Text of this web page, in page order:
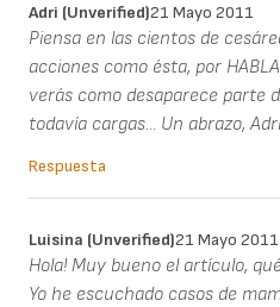
Adri (unverified)21 Mayo 2011
Piensa en las cientos de
acciones como ésta, por
verás como desaparece parte
todavía cargas... Un abrazo, Adri
Respuesta
Luisina (unverified)21 Mayo 2011
Hola! Muy bueno el artículo,
Yo he escuchado casos de